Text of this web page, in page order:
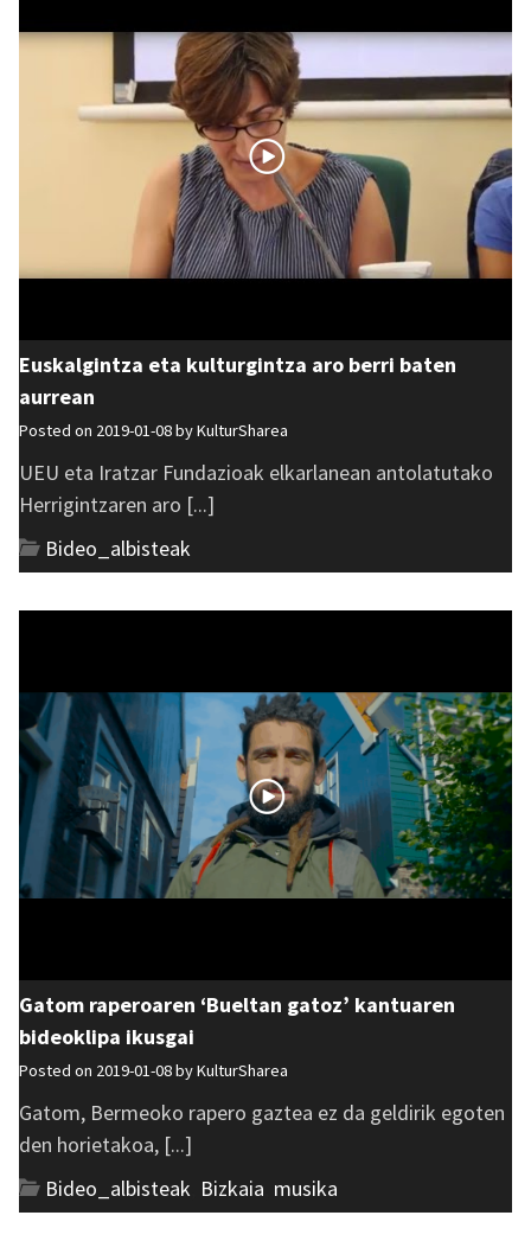
Euskalgintza eta kulturgintza aro berri baten
aurrean
Posted on 2019-01-08 byKulturSharea
UEU eta Iratzar Fundazioak elkarlanean antolatutako
Herrigintzaren aro [...]
Bideo_albisteak
Gatom raperoaren ‘Bueltan gatoz’ kantuaren
bideoklipa ikusgai
Posted on 2019-01-08 byKulturSharea
Gatom, Bermeoko rapero gaztea ez da geldirik egoten
den horietakoa, [...]
Bideo_albisteak Bizkaia musika